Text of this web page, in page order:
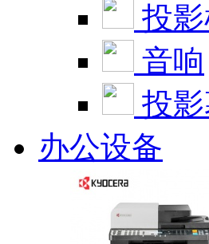
投
音响
投
办公设备